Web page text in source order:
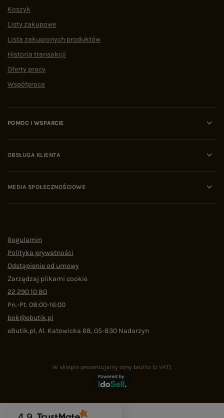
Koszyk
Listy zakupowe
Lista zakupionych produktów
Historia transakcji
Oferty pracy
Współpraca
POMOC I WSPARCIE
OBSŁUGA KLIENTA
MEDIA SPOŁECZNOŚCIOWE
Regulamin
Polityka prywatności
Odstąpienie od umowy
Zarządzaj plikami cookie
22 290 10 80
Pn.-Pt. 08:00-16:00
bok@ebutik.pl
eButik.pl,Al. Katowicka 68,05-830 Nadarzyn
W sklepie prezentujemy ceny brutto (z VAT).